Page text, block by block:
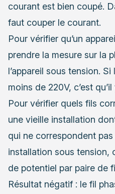
courant est bien coupé.
faut couper le courant.
Pour vérifier qu’un
prendre la mesure sur la
l’appareil sous tension.
moins de 220V, c’est
Pour vérifier quels fils
une vieille installation
qui ne correspondent
installation sous tension,
de potentiel par paire de
Résultat négatif : le fil